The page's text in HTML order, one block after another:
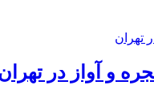
و آواز در